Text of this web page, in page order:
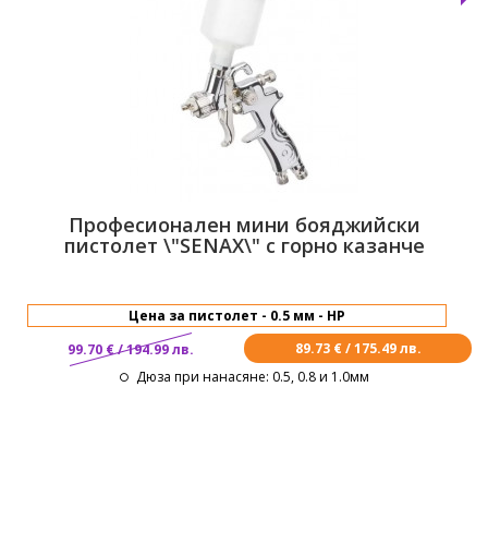
Професионален мини бояджийски
пистолет \"SENAX\" с горно казанче
99.70 € / 194.99 лв.
89.73 € / 175.49 лв.
Дюза при нанасяне: 0.5, 0.8 и 1.0мм